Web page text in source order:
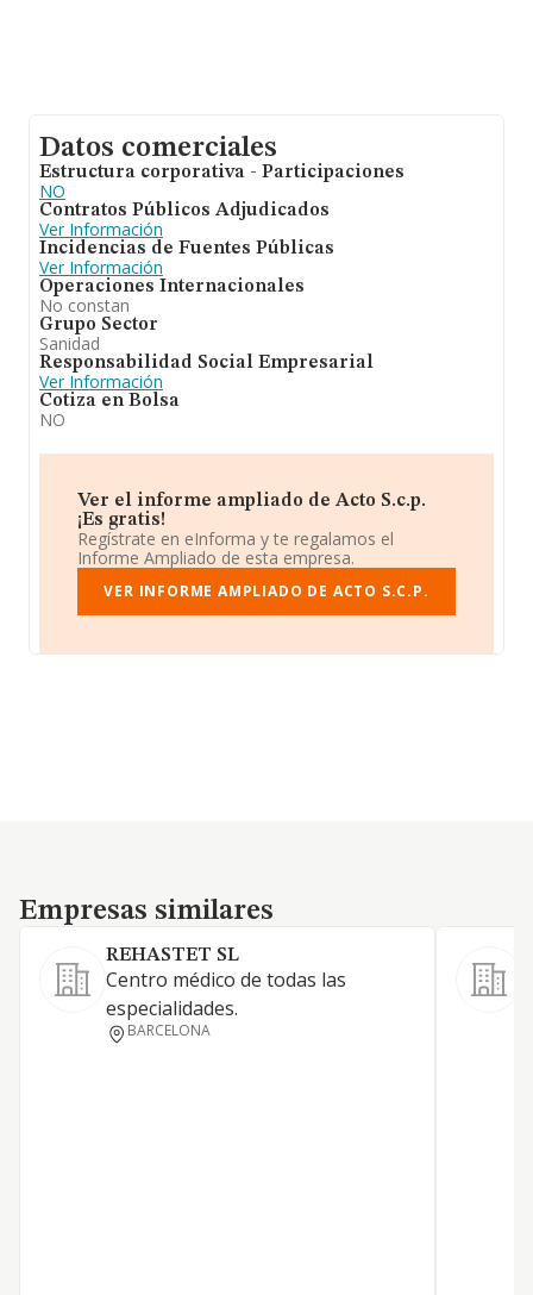
Datos comerciales
Estructura corporativa - Participaciones
NO
Contratos Públicos Adjudicados
Ver Información
Incidencias de Fuentes Públicas
Ver Información
Operaciones Internacionales
No constan
Grupo Sector
Sanidad
Responsabilidad Social Empresarial
Ver Información
Cotiza en Bolsa
NO
Ver el informe ampliado de Acto S.c.p.
¡Es gratis!
Regístrate en eInforma y te regalamos el
Informe Ampliado de esta empresa.
VER INFORME AMPLIADO DE ACTO S.C.P.
Empresas similares
Empresas similares
REHASTET SL
Centro médico de todas las
especialidades.
BARCELONA